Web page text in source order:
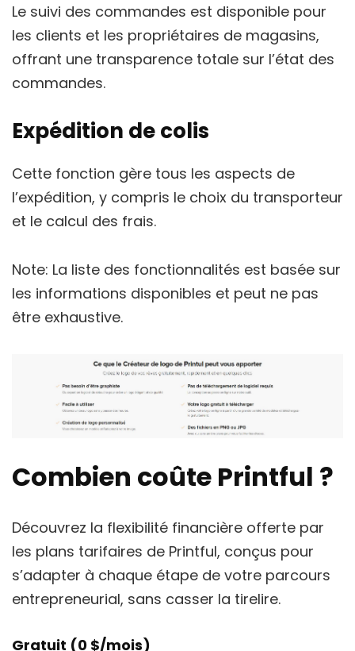
Le suivi des commandes est disponible pour
les clients et les propriétaires de magasins,
offrant une transparence totale sur l’état des
commandes.
Expédition de colis
Cette fonction gère tous les aspects de
l’expédition, y compris le choix du transporteur
et le calcul des frais.
Note: La liste des fonctionnalités est basée sur
les informations disponibles et peut ne pas
être exhaustive.
Combien coûte Printful ?
Découvrez la flexibilité financière offerte par
les plans tarifaires de Printful, conçus pour
s’adapter à chaque étape de votre parcours
entrepreneurial, sans casser la tirelire.
Gratuit (0 $/mois)